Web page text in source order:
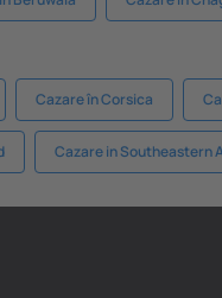
Cazare în Corsica
Cazare in Southeastern